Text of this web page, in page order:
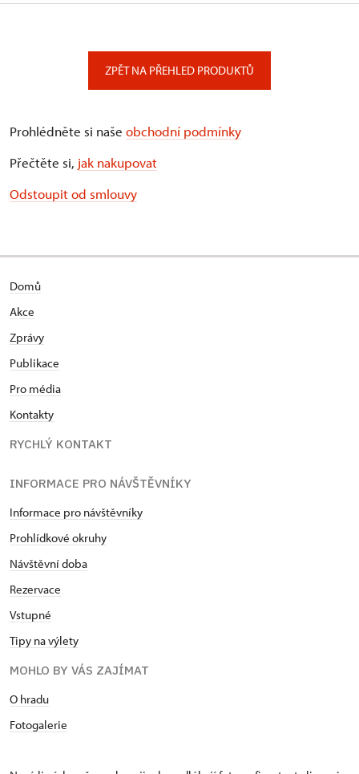
ZPĚT NA PŘEHLED PRODUKTŮ
Prohlédněte si naše obchodní podmínky
Přečtěte si, jak nakupovat
Odstoupit od smlouvy
Domů
Akce
Zprávy
Publikace
Pro média
Kontakty
RYCHLÝ KONTAKT
INFORMACE PRO NÁVŠTĚVNÍKY
Informace pro návštěvníky
Prohlídkové okruhy
Návštěvní doba
Rezervace
Vstupné
Tipy na výlety
MOHLO BY VÁS ZAJÍMAT
O hradu
Fotogalerie